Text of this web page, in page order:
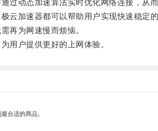
动态加速算法实时优化网络连接，从而
加速器都可以帮助用户实现快速稳定的
再为网速慢而烦恼。
户提供更好的上网体验。
合适的商品。